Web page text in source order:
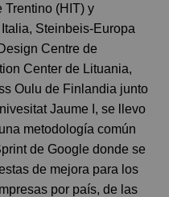
Trentino (HIT) y
Steinbeis-Europa
Centre de
Center de Lituania,
Oulu de Finlandia junto
Jaume I , se llevo
metodología común
de Google donde se
de mejora para los
por país, de las